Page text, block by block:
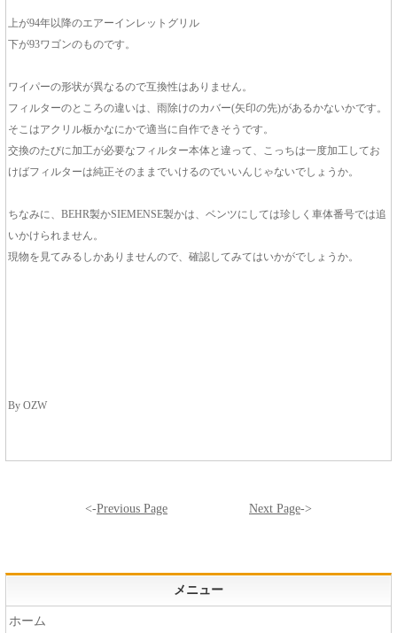
上が94年以降のエアーインレットグリル
下が93ワゴンのものです。
ワイパーの形状が異なるので互換性はありません。
フィルターのところの違いは、雨除けのカバー(矢印の先)があるかないかです。
そこはアクリル板かなにかで適当に自作できそうです。
交換のたびに加工が必要なフィルター本体と違って、こっちは一度加工してお
けばフィルターは純正そのままでいけるのでいいんじゃないでしょうか。
ちなみに、BEHR製かSIEMENSE製かは、ベンツにしては珍しく車体番号では追
いかけられません。
現物を見てみるしかありませんので、確認してみてはいかがでしょうか。
By OZW
<-Previous Page Next Page->
メニュー
ホーム